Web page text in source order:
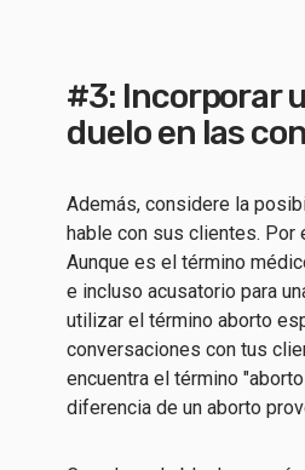
#3: Incorporar
duelo en las
Además, considere la
hable con sus clientes. Por
Aunque es el término
e incluso acusatorio para
utilizar el término aborto
conversaciones con tus
encuentra el término
diferencia de un aborto